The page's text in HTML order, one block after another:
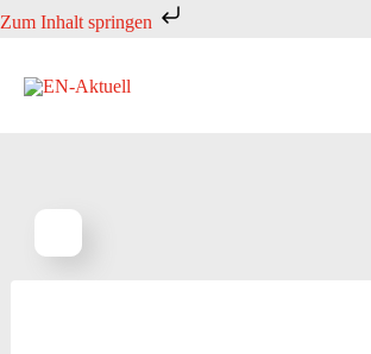
Zum Inhalt springen
Zum
springen